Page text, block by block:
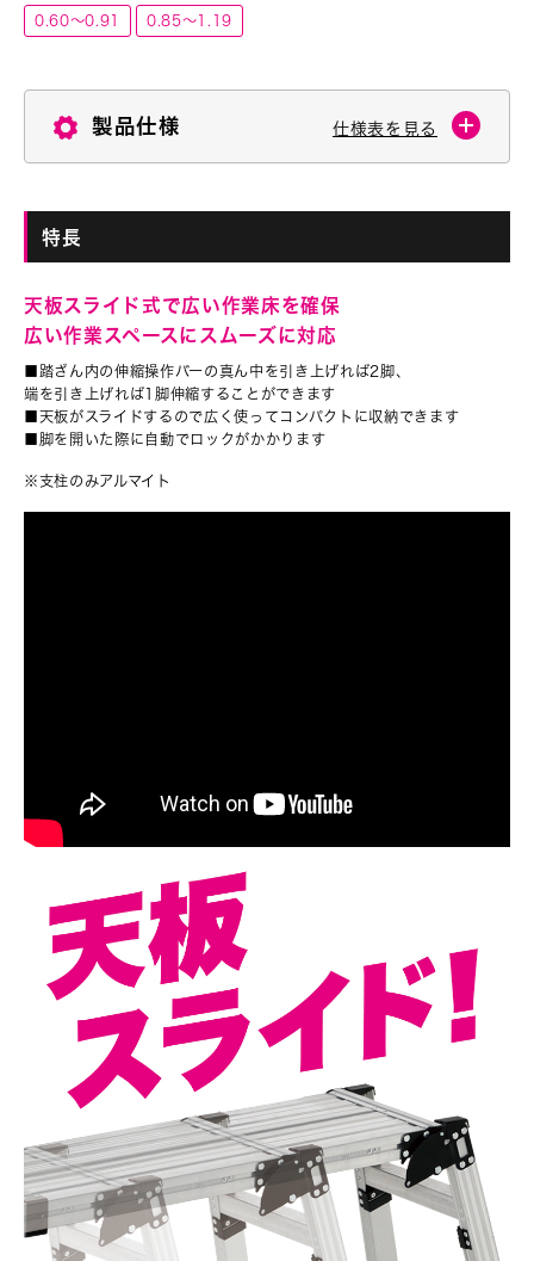
0.60～0.91 0.85～1.19
製品仕様 仕様表を見る
特長
天板スライド式で広い作業床を確保
広い作業スペースにスムーズに対応
■踏ざん内の伸縮操作バーの真ん中を引き上げれば2脚、
端を引き上げれば1脚伸縮することができます
■天板がスライドするので広く使ってコンパクトに収納できます
■脚を開いた際に自動でロックがかかります
※支柱のみアルマイト